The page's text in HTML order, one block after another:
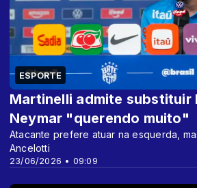
ESPORTE
23/06/2026 • 09:09
Martinelli admite substituir
Neymar "querendo muito"
Atacante prefere atuar na esquerda,
Ancelotti